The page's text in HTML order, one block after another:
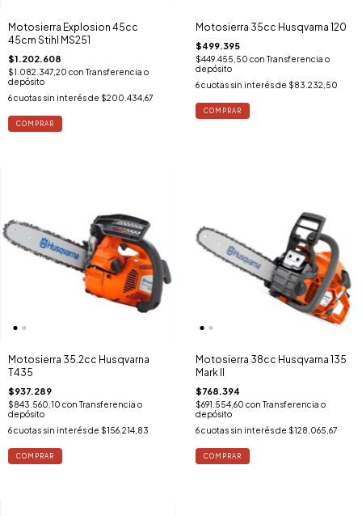
Motosierra Explosion 45cc
45cm Stihl MS251
$1.202.608
$1.082.347,20 con Transferencia o
depósito
6cuotas sin interés de $200.434,67
Motosierra 35cc Husqvarna 120
$499.395
$449.455,50 con Transferencia o
depósito
6 cuotas sin interés de $83.232,50
Motosierra 35.2cc Husqvarna
T435
$937.289
$843.560,10 con Transferencia o
depósito
6cuotas sin interés de $156.214,83
Motosierra 38cc Husqvarna 135
Mark II
$768.394
$691.554,60 con Transferencia o
depósito
6 cuotas sin interés de $128.065,67